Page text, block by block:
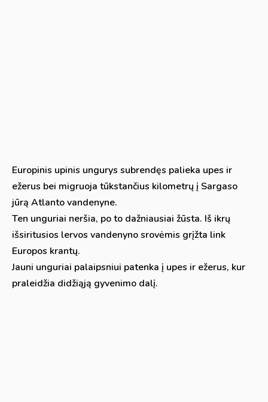
Europinis upinis ungurys subrendęs palieka upes ir
ežerus bei migruoja tūkstančius kilometrų į Sargaso
jūrą Atlanto vandenyne.
Ten unguriai neršia, po to dažniausiai žūsta. Iš ikrų
išsiritusios lervos vandenyno srovėmis grįžta link
Europos krantų.
Jauni unguriai palaipsniui patenka į upes ir ežerus, kur
praleidžia didžiąją gyvenimo dalį.